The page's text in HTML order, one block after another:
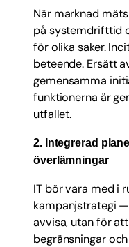
När marknad
på systemdrifttid
för olika saker.
beteende. Ersätt
gemensamma
funktionerna är
utfallet.
2. Integrerad
överlämningar
IT bör vara med i
kampanjstrategi
avvisa, utan för
begränsningar